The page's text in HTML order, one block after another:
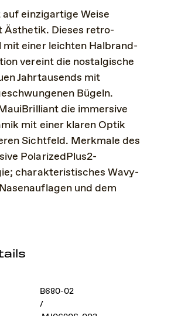
einzigartige Weise
Dieses retro-
einer leichten Halbrand-
vereint die nostalgische
Jahrtausends mit
Bügeln.
die immersive
mit einer klaren Optik
Sichtfeld. Merkmale des
PolarizedPlus2-
charakteristisches Wavy-
und dem
B680-02
/